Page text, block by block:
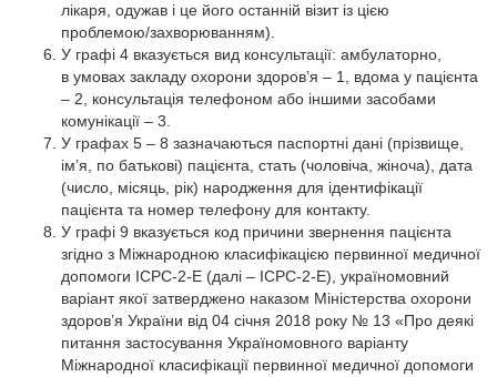
лікаря, одужав і це його останній візит із цією
проблемою/захворюванням).
У графі 4 вказується вид консультації: амбулаторно,
в умовах закладу охорони здоров’я – 1, вдома у пацієнта
– 2, консультація телефоном або іншими засобами
комунікації – 3.
У графах 5 – 8 зазначаються паспортні дані (прізвище,
ім’я, по батькові) пацієнта, стать (чоловіча, жіноча), дата
(число, місяць, рік) народження для ідентифікації
пацієнта та номер телефону для контакту.
У графі 9 вказується код причини звернення пацієнта
згідно з Міжнародною класифікацією первинної медичної
допомоги ICPC-2-E (далі – ICPC-2-E), україномовний
варіант якої затверджено наказом Міністерства охорони
здоров’я України від 04 січня 2018 року № 13 «Про деякі
питання застосування Україномовного варіанту
Міжнародної класифікації первинної медичної допомоги